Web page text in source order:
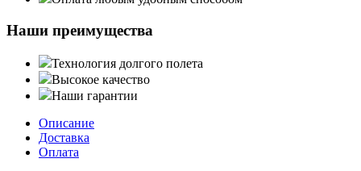
Наши преимущества
Технология долгого полета
Высокое качество
Наши гарантии
Описание
Доставка
Оплата